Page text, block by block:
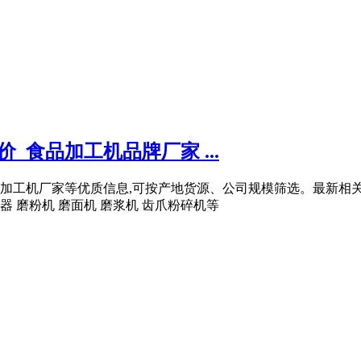
_食品加工机品牌厂家 ...
工机厂家等优质信息,可按产地货源、公司规模筛选。最新
磨粉机 磨面机 磨浆机 齿爪粉碎机等